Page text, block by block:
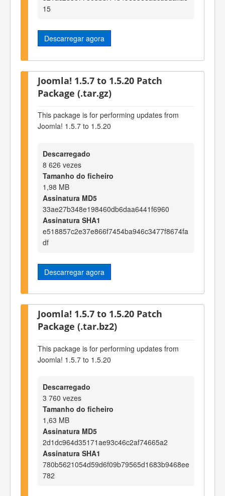
15
Descarregar agora
Joomla! 1.5.7 to 1.5.20 Patch
Package (.tar.gz)
This package is for performing updates from
Joomla! 1.5.7 to 1.5.20
Descarregado
8 626 vezes
Tamanho do ficheiro
1,98 MB
Assinatura MD5
33ae27b348e198460db6daa6441f6960
Assinatura SHA1
e518857c2e37e866f7454ba946c3477f8674fa
df
Descarregar agora
Joomla! 1.5.7 to 1.5.20 Patch
Package (.tar.bz2)
This package is for performing updates from
Joomla! 1.5.7 to 1.5.20
Descarregado
3 760 vezes
Tamanho do ficheiro
1,63 MB
Assinatura MD5
2d1dc964d35171ae93c46c2af74665a2
Assinatura SHA1
780b5621054d59d6f09b79565d1683b9468ee
782